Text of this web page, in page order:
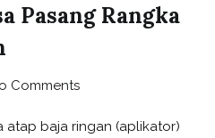
Pasang Rangka
Comments
atap baja ringan (aplikator)